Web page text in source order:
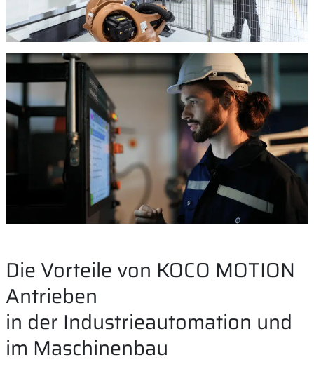
Die Vorteile von KOCO MOTION
Antrieben
in der Industrieautomation und
im Maschinenbau